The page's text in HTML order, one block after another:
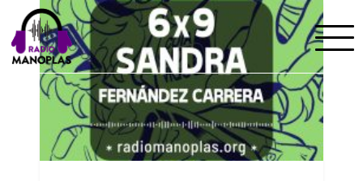
Skip to content